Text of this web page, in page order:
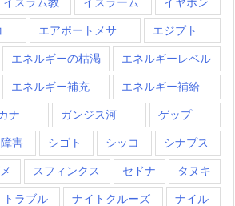
エアポートメサ エジプト
エネルギーの枯渇 エネルギーレベル
エネルギー補充 エネルギー補給
ナ ガンジス河 ゲップ
害 シゴト シッコ シナプス
スフィンクス セドナ タヌキ
トラブル ナイトクルーズ ナイル